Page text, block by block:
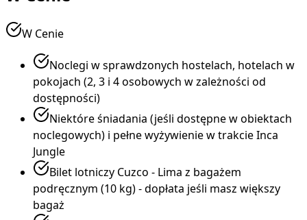
W Cenie
Noclegi w sprawdzonych hostelach, hotelach w
pokojach (2, 3 i 4 osobowych w zależności od
dostępności)
Niektóre śniadania (jeśli dostępne w obiektach
noclegowych) i pełne wyżywienie w trakcie Inca
Jungle
Bilet lotniczy Cuzco - Lima z bagażem
podręcznym (10 kg) - dopłata jeśli masz większy
bagaż